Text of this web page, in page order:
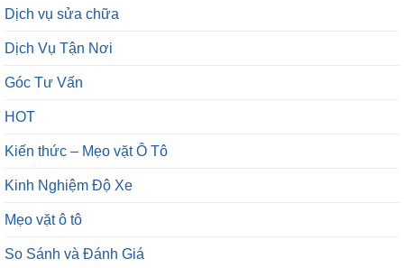
Dịch vụ sửa chữa
Dịch Vụ Tận Nơi
Góc Tư Vấn
HOT
Kiến thức – Mẹo vặt Ô Tô
Kinh Nghiệm Độ Xe
Mẹo vặt ô tô
So Sánh và Đánh Giá